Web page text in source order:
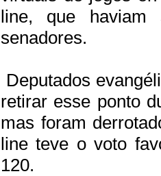
line, que haviam
senadores.
Deputados
retirar esse ponto
mas foram
line teve o voto
120.